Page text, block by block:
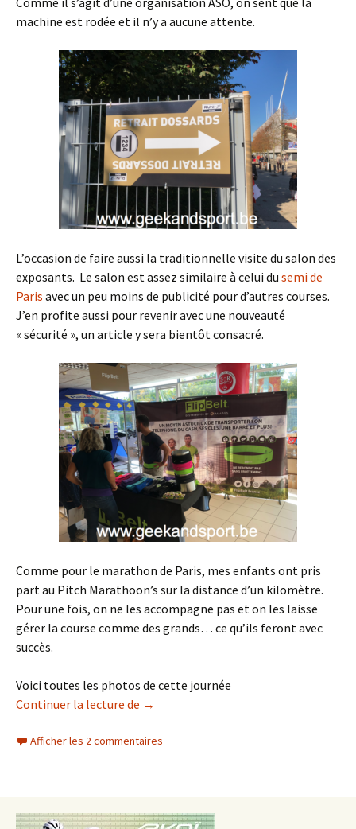
machine est rodée et il n’y a aucune attente.
L’occasion de faire aussi la traditionnelle visite du salon des
exposants. Le salon est assez similaire à celui du semi de
Paris avec un peu moins de publicité pour d’autres courses.
J’en profite aussi pour revenir avec une nouveauté
« sécurité », un article y sera bientôt consacré.
Comme pour le marathon de Paris, mes enfants ont pris
part au Pitch Marathoon’s sur la distance d’un kilomètre.
Pour une fois, on ne les accompagne pas et on les laisse
gérer la course comme des grands… ce qu’ils feront avec
succès.
Voici toutes les photos de cette journée
Continuer la lecture de Retrait dossard du Run In Reims
→
Afficher les 2 commentaires